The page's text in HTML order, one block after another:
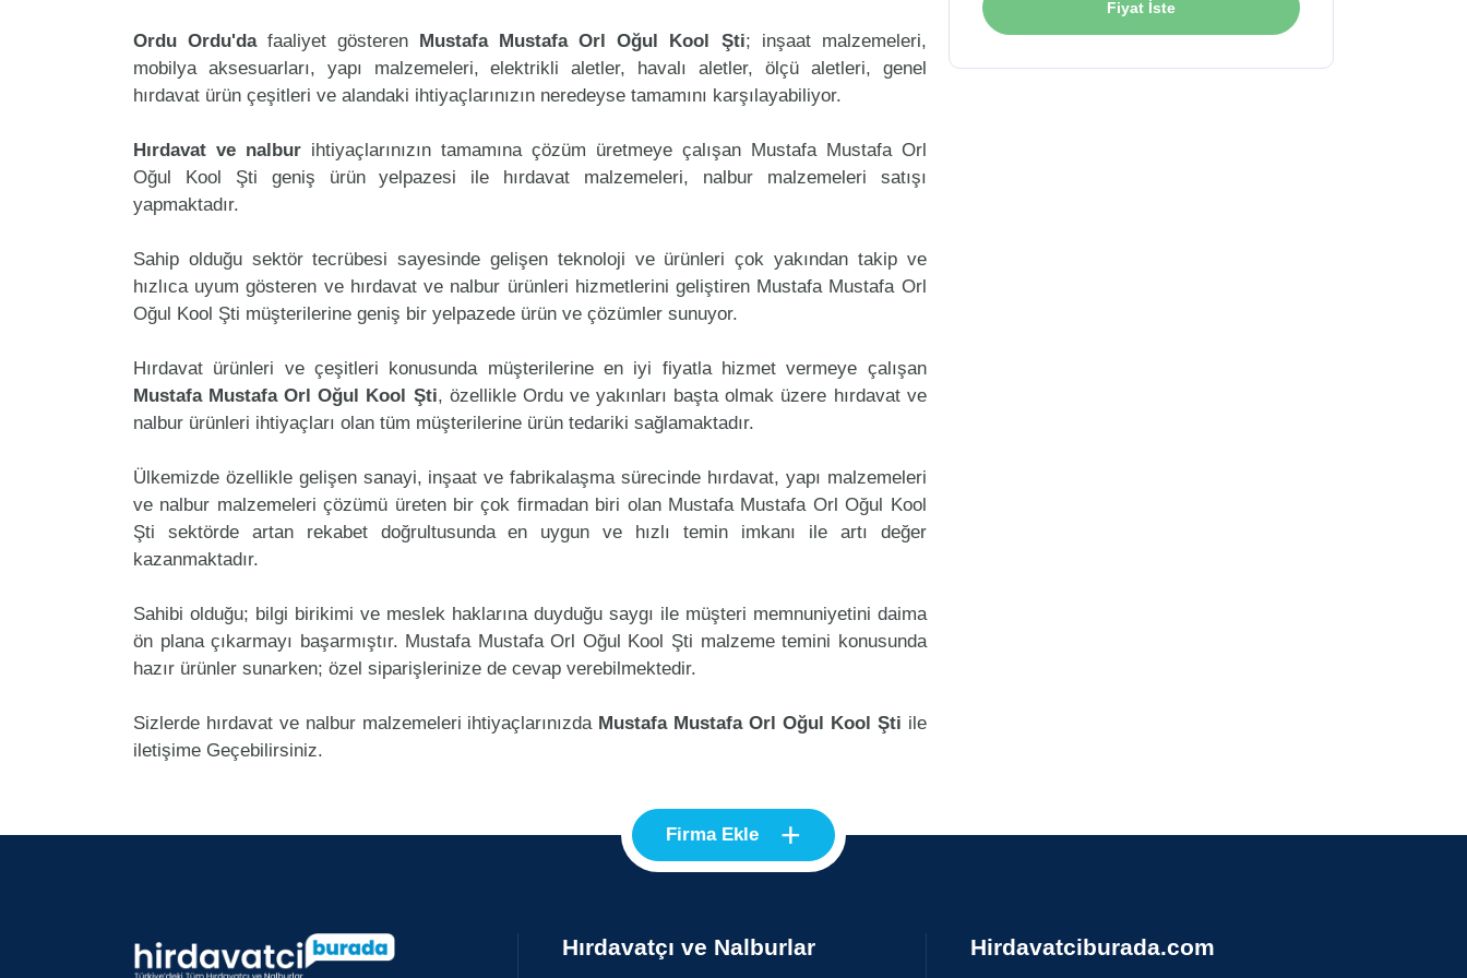
Ordu Ordu'dafaaliyet gösteren Mustafa Mustafa Orl Oğul Kool Şti; inşaat malzemeleri,
mobilya aksesuarları, yapı malzemeleri, elektrikli aletler, havalı aletler, ölçü aletleri, genel
hırdavat ürün çeşitleri ve alandaki ihtiyaçlarınızın neredeyse tamamını karşılayabiliyor.
Hırdavat ve nalburihtiyaçlarınızın tamamına çözüm üretmeye çalışan Mustafa Mustafa Orl
Oğul Kool Şti geniş ürün yelpazesi ile hırdavat malzemeleri, nalbur malzemeleri satışı
yapmaktadır.
Sahip olduğu sektör tecrübesi sayesinde gelişen teknoloji ve ürünleri çok yakından takip ve
hızlıca uyum gösteren ve hırdavat ve nalbur ürünleri hizmetlerini geliştiren Mustafa Mustafa Orl
Oğul Kool Şti müşterilerine geniş bir yelpazede ürün ve çözümler sunuyor.
Hırdavat ürünleri ve çeşitleri konusunda müşterilerine en iyi fiyatla hizmet vermeye çalışan
Mustafa Mustafa Orl Oğul Kool Şti, özellikle Ordu ve yakınları başta olmak üzere hırdavat ve
nalbur ürünleri ihtiyaçları olan tüm müşterilerine ürün tedariki sağlamaktadır.
Ülkemizde özellikle gelişen sanayi, inşaat ve fabrikalaşma sürecinde hırdavat, yapı malzemeleri
ve nalbur malzemeleri çözümü üreten bir çok firmadan biri olan Mustafa Mustafa Orl Oğul Kool
Şti sektörde artan rekabet doğrultusunda en uygun ve hızlı temin imkanı ile artı değer
kazanmaktadır.
Sahibi olduğu; bilgi birikimi ve meslek haklarına duyduğu saygı ile müşteri memnuniyetini daima
ön plana çıkarmayı başarmıştır. Mustafa Mustafa Orl Oğul Kool Şti malzeme temini konusunda
hazır ürünler sunarken; özel siparişlerinize de cevap verebilmektedir.
Sizlerde hırdavat ve nalbur malzemeleri ihtiyaçlarınızda Mustafa Mustafa Orl Oğul Kool Şti ile
iletişime Geçebilirsiniz.
Fiyat İste
Firma Ekle +
Hırdavatçı ve Nalburlar Hirdavatciburada.com